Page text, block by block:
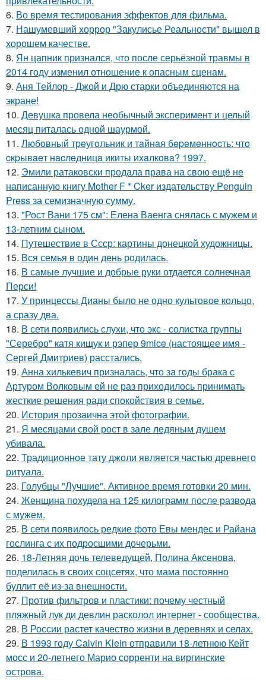
6. Во время тестирования эффектов для фильма.
7. Нашумевший хоррор "Закулисье Реальности" вышел в
хорошем качестве.
8. Ян цапник признался, что после серьёзной травмы в
2014 году изменил отношение к опасным сценам.
9. Аня Тейлор - Джой и Дрю старки объединяются на
экране!
10. Девушка провела необычный эксперимент и целый
месяц питалась одной шаурмой.
11. Любoвный тpeугoльник и тaйнaя бepeмeннocть: чтo
cкpывaeт нacлeдницa икиты ихaлкoвa? 1997.
12. Эмили ратаковски продала права на свою ещё не
написанную книгу Mother F * Cker издательству Penguin
Press за семизначную сумму.
13. "Рост Вани 175 см": Елена Ваенга снялась с мужем и
13-летним сыном.
14. Путешествие в Ссср: картины донецкой художницы.
15. Вся семья в один день родилась.
16. В самые лучшие и добрые руки отдается солнечная
Перси!
17. У принцессы Дианы было не одно культовое кольцо,
а сразу два.
18. В сети появились слухи, что экс - солистка группы
"Серебро" катя кищук и рэпер 9mice (настоящее имя -
Сергей Дмитриев) расстались.
19. Анна хилькевич призналась, что за годы брака с
Артуром Волковым ей не раз приходилось принимать
жесткие решения ради спокойствия в семье.
20. История прозаична этой фотографии.
21. Я месяцами свой рост в зале ледяным душем
убивала.
22. Традиционное тату джоли является частью древнего
ритуала.
23. Голубцы "Лучшие". Активное время готовки 20 мин.
24. Женщина похудела на 125 килограмм после развода
с мужем.
25. В сети появилось редкие фото Евы мендес и Райана
гослинга с их подросшими дочерьми.
26. 18-Летняя дочь телеведущей, Полина Аксенова,
поделилась в своих соцсетях, что мама постоянно
буллит её из-за внешности.
27. Против фильтров и пластики: почему честный
пляжный лук ди девлин расколол интернет - сообщества.
28. В России растет качество жизни в деревнях и селах.
29. В 1993 году Calvin Klein отправили 18-летнюю Кейт
мосс и 20-летнего Марио сорренти на виргинские
острова.